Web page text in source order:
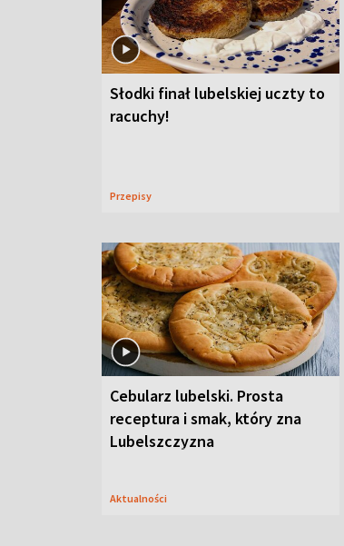
Słodki finał lubelskiej uczty to
racuchy!
Przepisy
Cebularz lubelski. Prosta
receptura i smak, który zna
Lubelszczyzna
Aktualności